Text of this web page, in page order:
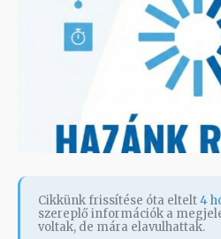
Cikkünk frissítése óta eltelt4
szereplő információk a
voltak, de mára elavulhattak.